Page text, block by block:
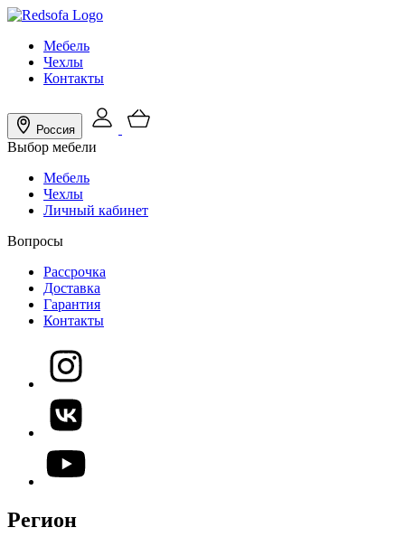
Мебель
Чехлы
Контакты
Россия
Выбор мебели
Мебель
Чехлы
Личный кабинет
Вопросы
Рассрочка
Доставка
Гарантия
Контакты
Регион